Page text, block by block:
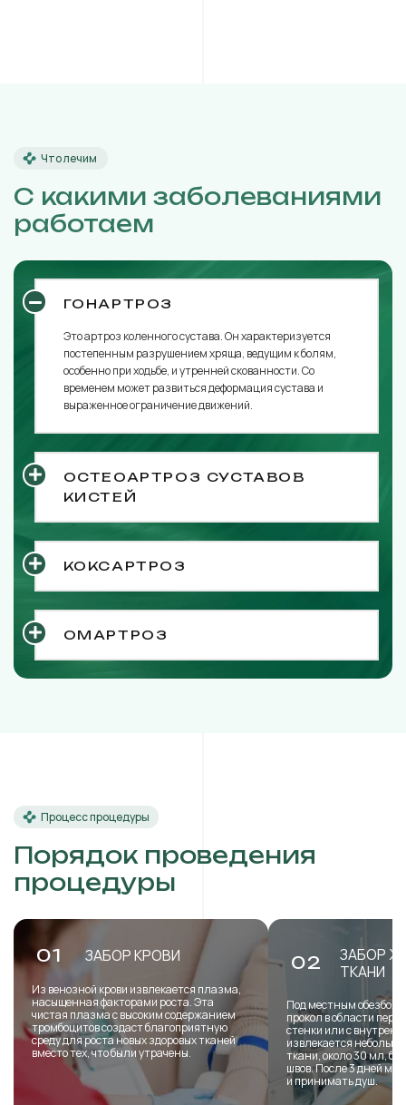
Что лечим
С какими заболеваниями
работаем
ГОНАРТРОЗ
Это артроз коленного сустава. Он характеризуется
постепенным разрушением хряща, ведущим к болям,
особенно при ходьбе, и утренней скованности. Со
временем может развиться деформация сустава и
выраженное ограничение движений.
ОСТЕОАРТРОЗ СУСТАВОВ
КИСТЕЙ
КОКСАРТРОЗ
ОМАРТРОЗ
Процесс процедуры
Порядок проведения
процедуры
01 ЗАБОР КРОВИ
Из венозной крови извлекается плазма,
насыщенная факторами роста. Эта
чистая плазма с высоким содержанием
тромбоцитов создаст благоприятную
среду для роста новых здоровых тканей
вместо тех, что были утрачены.
02
ЗАБОР
ТКАНИ
Под местным
прокол в области
стенки или с
извлекается
ткани, около 30 мл,
швов. После 3 дней
и принимать душ.